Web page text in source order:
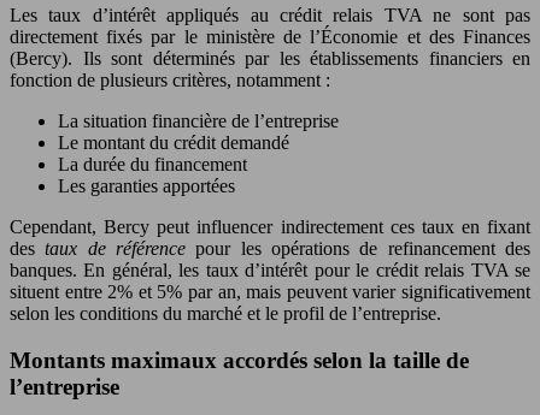
Les taux d’intérêt appliqués au crédit relais TVA ne sont pas
directement fixés par le ministère de l’Économie et des Finances
(Bercy). Ils sont déterminés par les établissements financiers en
fonction de plusieurs critères, notamment :
La situation financière de l’entreprise
Le montant du crédit demandé
La durée du financement
Les garanties apportées
Cependant, Bercy peut influencer indirectement ces taux en fixant
destaux de référencepour les opérations de refinancement des
banques. En général, les taux d’intérêt pour le crédit relais TVA se
situent entre 2% et 5% par an, mais peuvent varier significativement
selon les conditions du marché et le profil de l’entreprise.
Montants maximaux accordés selon la taille de
l’entreprise